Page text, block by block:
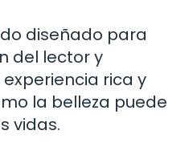
diseñado para
del lector y
rica y
la belleza puede
vidas.